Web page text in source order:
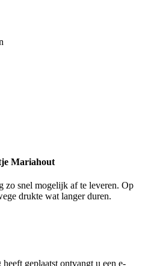
Mariahout
zo snel mogelijk af te leveren. Op
drukte wat langer duren.
geplaatst ontvangt u een e-